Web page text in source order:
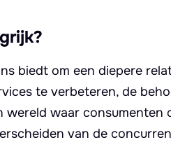
biedt om een diepere
te verbeteren, de
wereld waar
van de